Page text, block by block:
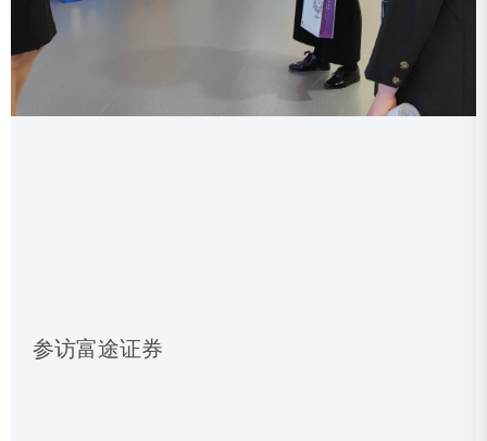
参访富途证券